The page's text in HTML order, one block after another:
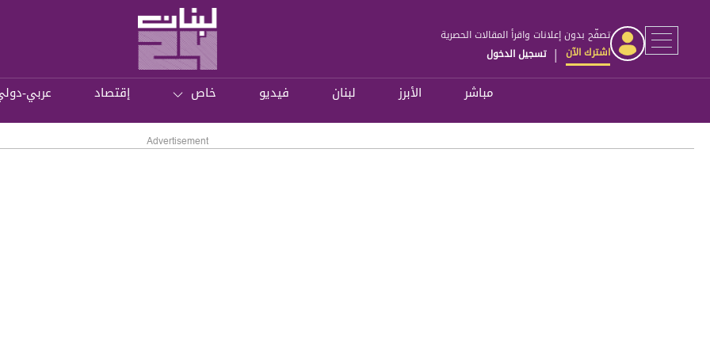
تصفّح بدون إعلانات واقرأ المقالات الحصرية
اشترك الآن | تسجيل الدخول
مباشر الأبرز لبنان فيديو خاص إقتصاد عربي-
Advertisement